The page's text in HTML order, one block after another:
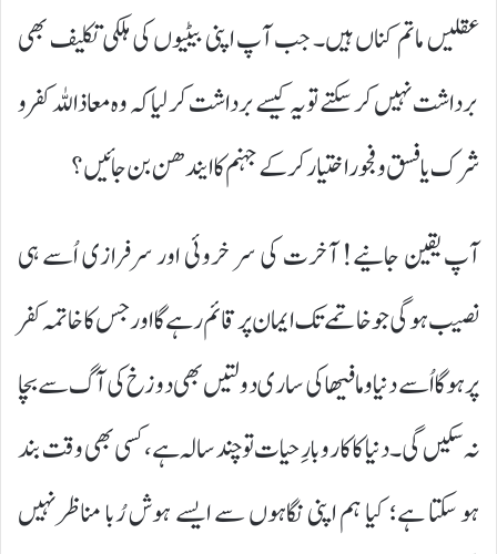
عقلیں ماتم کناں ہیں۔ جب آپ اپنی بیٹیوں کی ہلکی تکلیف بھی
برداشت نہیں کر سکتے تو یہ کیسے برداشت کر لیا کہ وہ معاذاللہ کفر و
شرک یا فسق و فجور اختیار کرکے جہنم کا ایندھن بن جائیں؟
آپ یقین جانیے! آخرت کی سر خروئی اور سرفرازی اُسے ہی
نصیب ہوگی جو خاتمے تک ایمان پر قائم رہے گا اور جس کا خاتمہ کفر
پر ہوگا اُسے دنیا و ما فیھا کی ساری دولتیں بھی دوزخ کی آگ سے بچا
نہ سکیں گی۔ دنیا کا کاروبارِ حیات تو چند سالہ ہے، کسی بھی وقت بند
ہو سکتا ہے؛ کیا ہم اپنی نگاہوں سے ایسے ہوش رُبا مناظرنہیں